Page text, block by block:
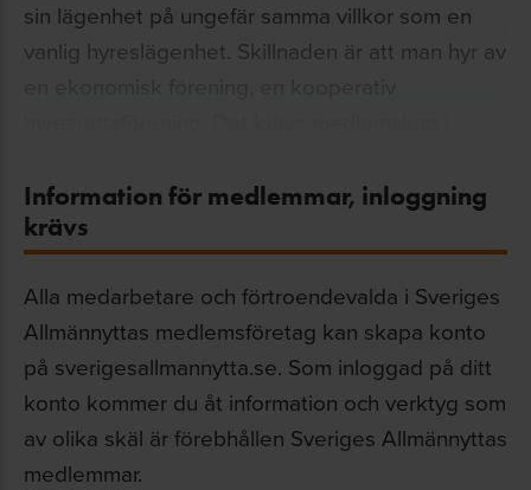
sin lägenhet på ungefär samma villkor som en
vanlig hyreslägenhet. Skillnaden är att man hyr av
ett sätt som gör att de inte kan köpas och säljas.
I hyresmodellen hyr den kooperativa
hyresrättsföreningen huset av bostadsföretaget
och hyr därefter ut lägenheterna till
medlemmarna. Villkoren för uthyrningen av
fastigheten regleras med ett blockhyresavtal
mellan bostadsföretaget och den kooperativa
hyresrättsföreningen. I ägarmodellen äger
Information för medlemmar, inloggning
krävs
Alla medarbetare och förtroendevalda i Sveriges
Allmännyttas medlemsföretag kan skapa konto
på sverigesallmannytta.se. Som inloggad på ditt
konto kommer du åt information och verktyg som
av olika skäl är förebhållen Sveriges Allmännyttas
medlemmar.